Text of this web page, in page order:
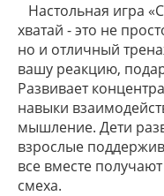
Настольная игра
хватай - это не
но и отличный
вашу реакцию,
Развивает
навыки
мышление. Дети
взрослые
все вместе
смеха.